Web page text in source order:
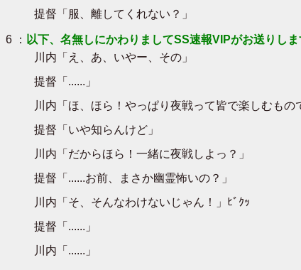
提督「服、離してくれない？」
6 ： 以下、名無しにかわりましてSS速報VIPがお送りしま
川内「え、あ、いやー、その」
提督「......」
川内「ほ、ほら！やっぱり夜戦って皆で楽しむもの
提督「いや知らんけど」
川内「だからほら！一緒に夜戦しよっ？」
提督「......お前、まさか幽霊怖いの？」
川内「そ、そんなわけないじゃん！」ﾋﾞｸｯ
提督「......」
川内「......」